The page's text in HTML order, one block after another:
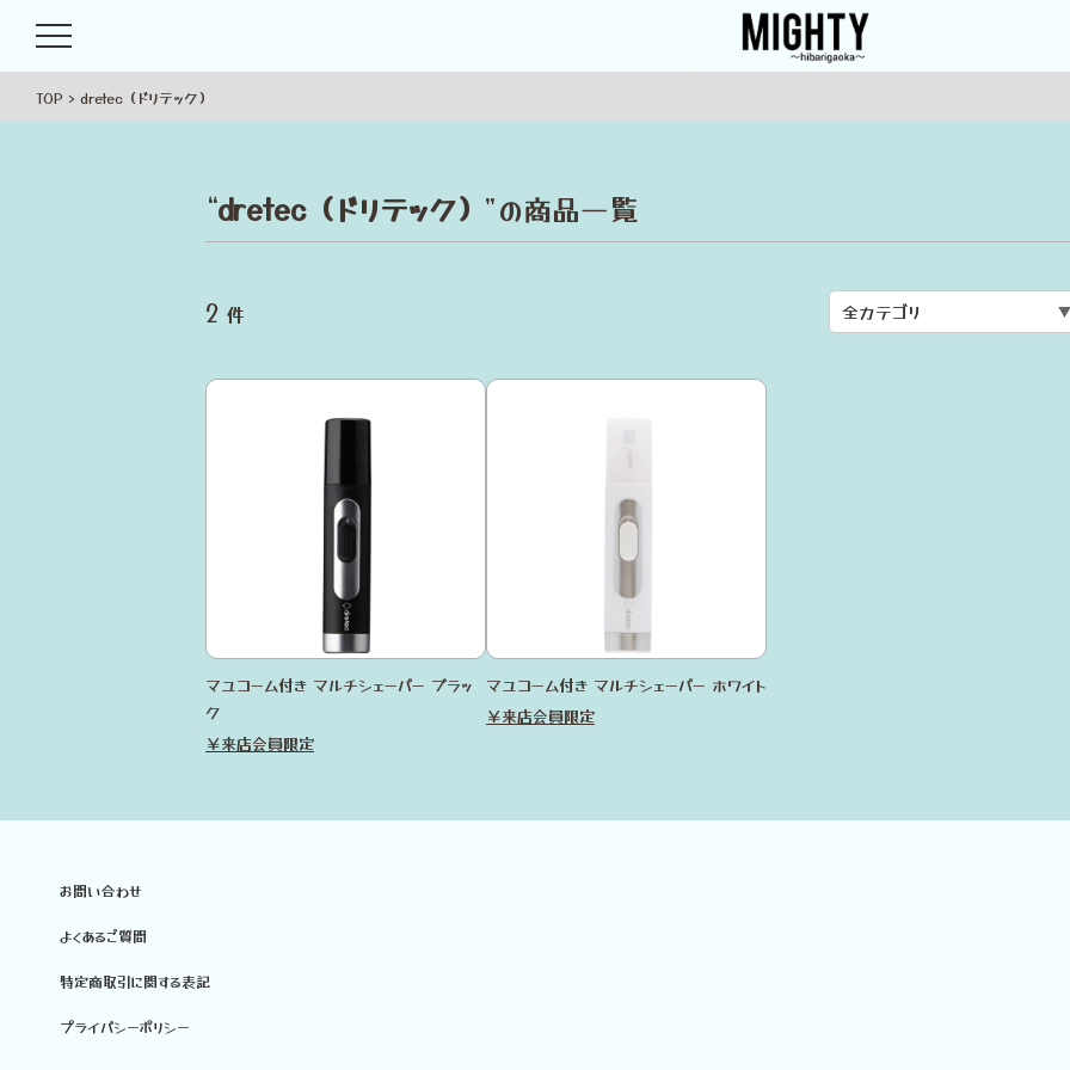
TOP dretec（ドリテック）
“dretec（ドリテック） ”の商品一覧
2 件
マユコーム付き マルチシェーバー ブラッ
ク
￥来店会員限定
マユコーム付き マルチシェーバー ホワイト
￥来店会員限定
お問い合わせ
よくあるご質問
特定商取引に関する表記
プライバシーポリシー